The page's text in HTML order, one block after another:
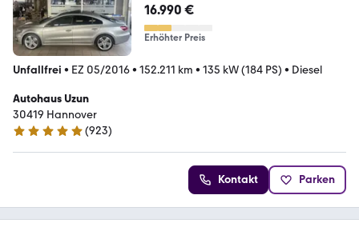
16.990 €
Erhöhter Preis
Unfallfrei • EZ 05/2016• 152.211 km • 135 kW (184 PS) • Diesel
Autohaus Uzun
30419 Hannover
4.9 Sterne
(923)
Kontakt Parken